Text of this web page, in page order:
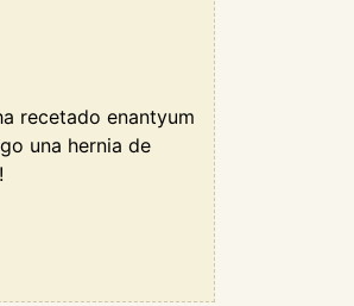
recetado enantyum
una hernia de